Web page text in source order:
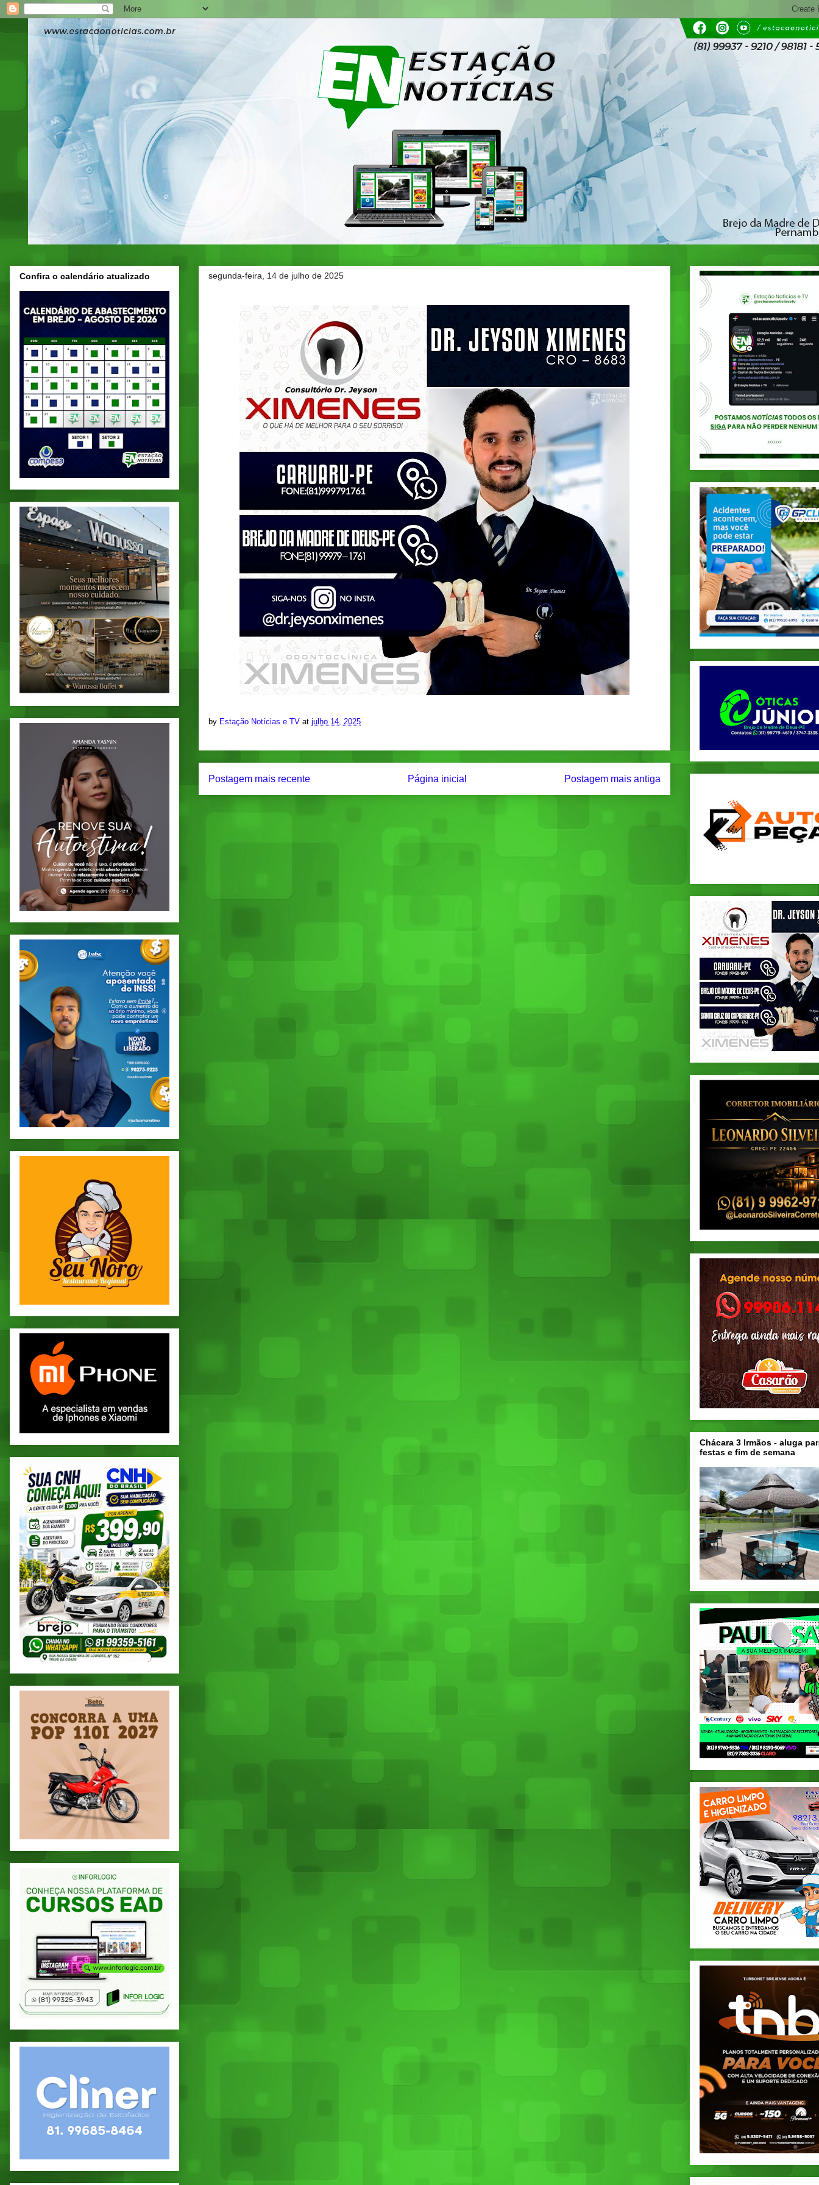
segunda-feira, 14 de julho de 2025
by Estação Notícias e TV at julho 14, 2025
Postagem mais recente Postagem mais antiga
Página inicial
Confira o calendário atualizado
Chácara 3 Irmãos - aluga
festas e fim de semana